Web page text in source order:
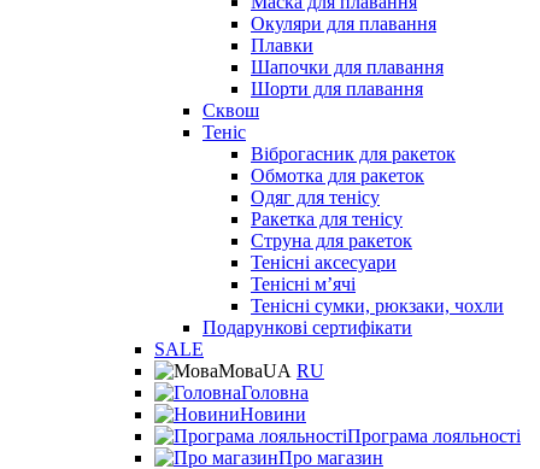
Окуляри для плавання
Плавки
Шапочки для плавання
Шорти для плавання
Сквош
Теніс
Віброгасник для ракеток
Обмотка для ракеток
Одяг для тенісу
Ракетка для тенісу
Струна для ракеток
Тенісні аксесуари
Тенісні мʼячі
Тенісні сумки, рюкзаки, чохли
Подарункові сертифікати
SALE
МоваUA RU
Головна
Новини
Програма лояльності
Про магазин